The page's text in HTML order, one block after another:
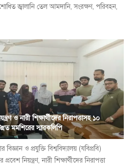
জ্বালানি তেল আমদানি, সংরক্ষণ, পরিবহন,
ও নারী শিক্ষার্থীদের নিরাপত্তাসহ ১০
মমশিরের স্মারকলিপি
বিজ্ঞান ও প্রযুক্তি বিশ্ববিদ্যালয় (যবিপ্রবি)
নিয়ন্ত্রণ, নারী শিক্ষার্থীদের নিরাপত্তা